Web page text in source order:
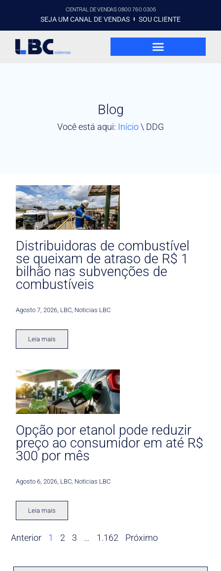
CENTRAL DE VENDAS 0800 760 0305
SEJA UM CANAL DE VENDAS SOU CLIENTE
Blog
Você está aqui: Início\ DDG
Distribuidoras de combustível
se queixam de atraso de R$ 1
bilhão nas subvenções de
combustíveis
Agosto 7, 2026 LBC Noticias LBC
Leia mais
Opção por etanol pode reduzir
preço ao consumidor em até R$
300 por mês
Agosto 6, 2026 LBC Noticias LBC
Leia mais
Anterior 1 2 3 … 1.162 Próximo